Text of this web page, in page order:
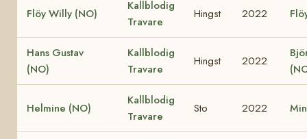
Flöy Willy (NO)
Kallblodig
Travare
Hingst 2022
Hans Gustav
(NO)
Kallblodig
Travare
Hingst 2022
Helmine (NO)
Kallblodig
Travare
Sto 2022